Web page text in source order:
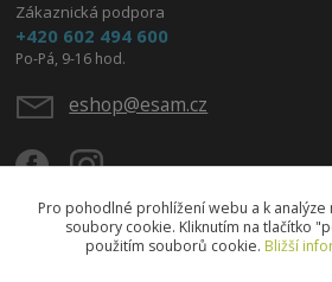
Zákaznická podpora
+420 602 494 600
Po-Pá, 9-16 hod.
eshop@esam.cz
Pro pohodlné prohlížení webu a k analýze
soubory cookie. Kliknutím na tlačítko
použitím souborů cookie. Bližší